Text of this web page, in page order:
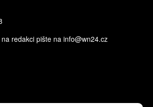
redakci pište na info@wn24.cz